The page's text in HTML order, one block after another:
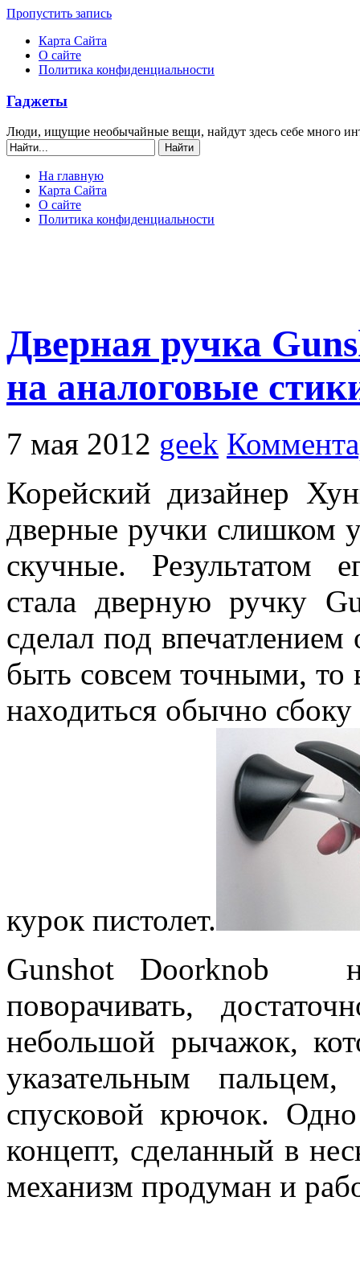
Пропустить запись
Карта Сайта
О сайте
Политика конфиденциальности
Гаджеты
Люди, ищущие необычайные вещи, найдут здесь себе много
На главную
Карта Сайта
О сайте
Политика конфиденциальности
Дверная ручка
на аналоговые
7 мая 2012 geek
Корейский дизайнер
дверные ручки слишком
скучные. Результатом
стала дверную ручку
сделал под
быть совсем точными, то
находиться обычно
курок пистолет.
Gunshot Doorknob
поворачивать,
небольшой рычажок,
указательным
спусковой крючок.
концепт, сделанный в
механизм продуман и